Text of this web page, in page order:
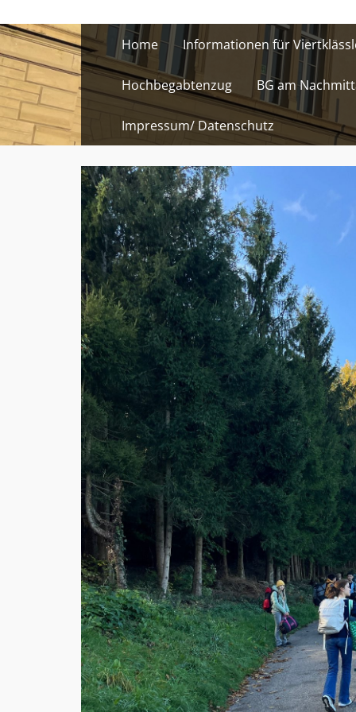
to
content
Home Informationen für
Hochbegabtenzug BG am
Impressum/ Datenschutz